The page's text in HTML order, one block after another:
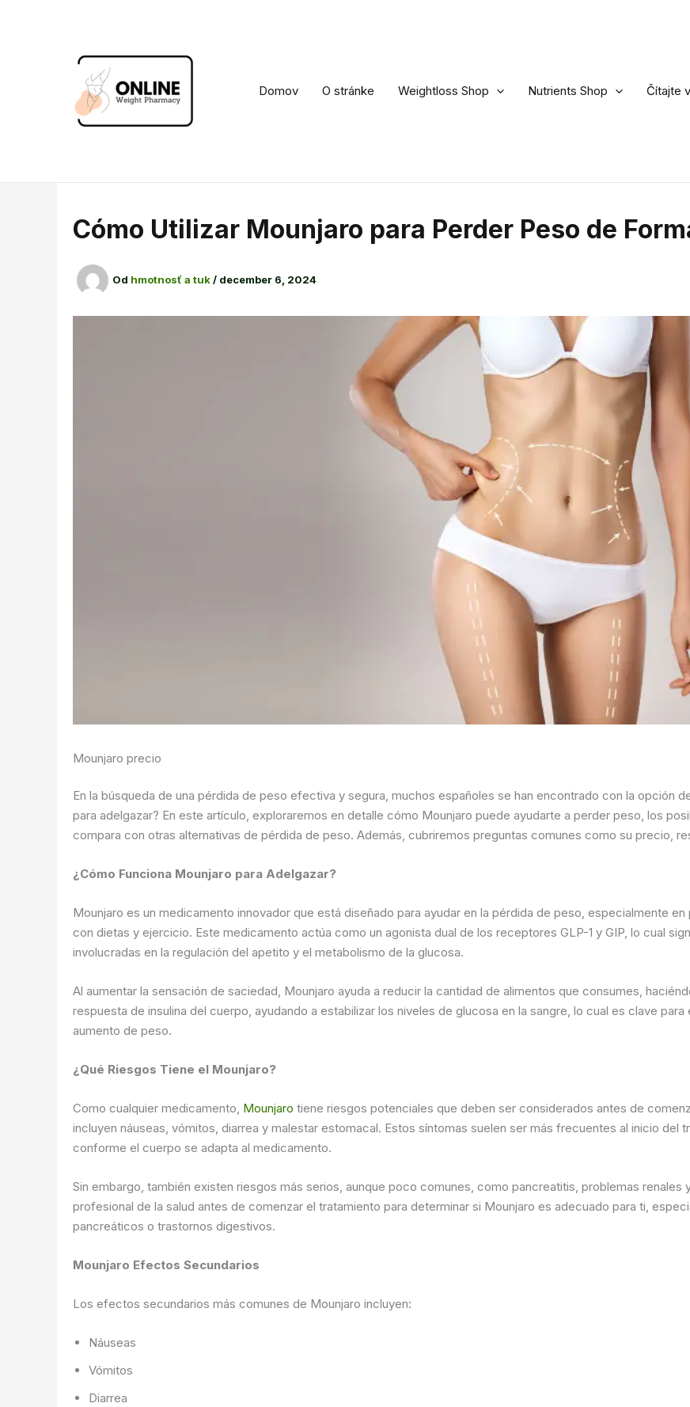
Domov O stránke Weightloss Shop Nutrients Shop Čítajte
Cómo Utilizar Mounjaro para Perder Peso de
Od hmotnosť a tuk/ december 6, 2024
Mounjaro precio
En la búsqueda de una pérdida de peso efectiva y segura, muchos españoles se han encontrado con la opción
para adelgazar? En este artículo, exploraremos en detalle cómo Mounjaro puede ayudarte a perder peso, los
compara con otras alternativas de pérdida de peso. Además, cubriremos preguntas comunes como su precio,
¿Cómo Funciona Mounjaro para Adelgazar?
Mounjaro es un medicamento innovador que está diseñado para ayudar en la pérdida de peso, especialmente
con dietas y ejercicio. Este medicamento actúa como un agonista dual de los receptores GLP-1 y GIP, lo cual
involucradas en la regulación del apetito y el metabolismo de la glucosa.
Al aumentar la sensación de saciedad, Mounjaro ayuda a reducir la cantidad de alimentos que consumes,
respuesta de insulina del cuerpo, ayudando a estabilizar los niveles de glucosa en la sangre, lo cual es clave
aumento de peso.
¿Qué Riesgos Tiene el Mounjaro?
Como cualquier medicamento, Mounjaro tiene riesgos potenciales que deben ser considerados antes de
incluyen náuseas, vómitos, diarrea y malestar estomacal. Estos síntomas suelen ser más frecuentes al inicio del
conforme el cuerpo se adapta al medicamento.
Sin embargo, también existen riesgos más serios, aunque poco comunes, como pancreatitis, problemas renales
profesional de la salud antes de comenzar el tratamiento para determinar si Mounjaro es adecuado para ti,
pancreáticos o trastornos digestivos.
Mounjaro Efectos Secundarios
Los efectos secundarios más comunes de Mounjaro incluyen:
Náuseas
Vómitos
Diarrea